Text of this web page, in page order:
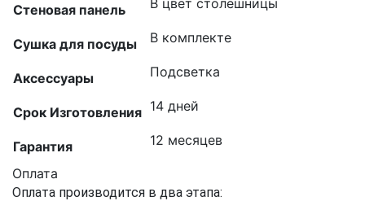
Стеновая панель В цвет столешницы
Сушка для посуды В комплекте
Аксессуары Подсветка
Срок Изготовления 14 дней
Гарантия 12 месяцев
Оплата
Оплата производится в два этапа: